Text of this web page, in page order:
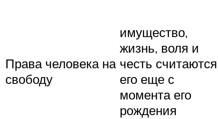
Права человека на
свободу
имущество,
жизнь, воля и
честь считаются
его еще с
момента его
рождения